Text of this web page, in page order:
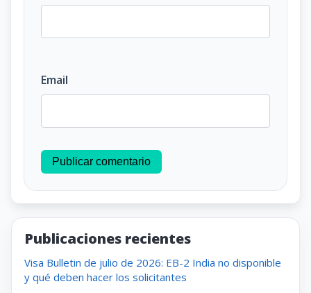
Email
Publicar comentario
Publicaciones recientes
Visa Bulletin de julio de 2026: EB-2 India no disponible
y qué deben hacer los solicitantes